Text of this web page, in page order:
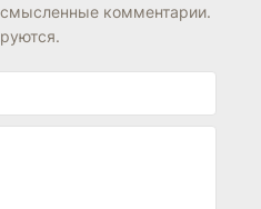
комментарии.